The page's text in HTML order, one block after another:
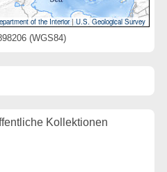
of the Interior|U.S. Geological Survey
(WGS84)
Kollektionen